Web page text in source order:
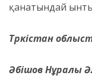
қанатындай
Түркістан
Әбішов Нұралы